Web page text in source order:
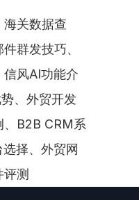
海关数据查
群发技巧、
风AI功能介
、外贸开发
、B2B CRM系
择、外贸网
测